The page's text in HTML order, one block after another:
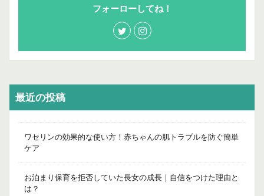
フォーローしてね！
最近の投稿
ワセリンの効果的な使い方！赤ちゃんの肌トラブルを防ぐ簡単
ケア
お泊まり保育を拒否していた長女の成長｜自信をつけた理由と
は？